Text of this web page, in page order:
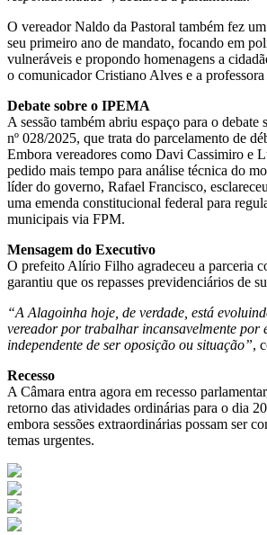
O vereador Naldo da Pastoral também fez
seu primeiro ano de mandato, focando em
vulneráveis e propondo homenagens a
o comunicador Cristiano Alves e a
Debate sobre o IPEMA
A sessão também abriu espaço para o
nº 028/2025, que trata do parcelamento de
Embora vereadores como Davi Cassimiro e
pedido mais tempo para análise técnica do
líder do governo, Rafael Francisco,
uma emenda constitucional federal para
municipais via FPM.
Mensagem do Executivo
O prefeito Alírio Filho agradeceu a parceria
garantiu que os repasses previdenciários de
“A Alagoinha hoje, de verdade, está
vereador por trabalhar incansavelmente por
independente de ser oposição ou situação”,
Recesso
A Câmara entra agora em recesso
retorno das atividades ordinárias para o dia
embora sessões extraordinárias possam ser
temas urgentes.